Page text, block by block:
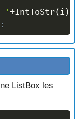
' +IntToStr( i )
ListBox les